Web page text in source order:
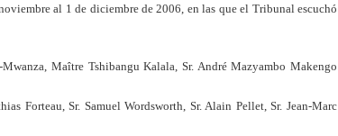
al 1 de diciembre de 2006, en las que el Tribunal escuchó
Maître Tshibangu Kalala, Sr. André Mazyambo Makengo
Forteau, Sr. Samuel Wordsworth, Sr. Alain Pellet, Sr. Jean-Marc